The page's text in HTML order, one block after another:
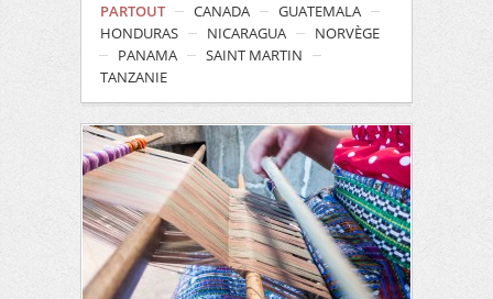
PARTOUT CANADA
GUATEMALA
HONDURAS
NICARAGUA
NORVÈGE
PANAMA
SAINT MARTIN
TANZANIE